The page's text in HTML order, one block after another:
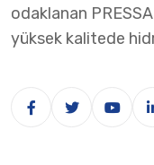
odaklanan
yüksek kalitede